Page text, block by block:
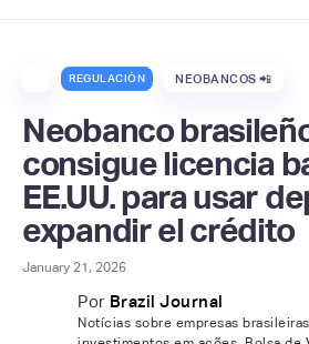
REGULACIÓN NEOBANCOS 📲
Neobanco
consigue licencia
EE.UU. para usar
expandir el crédito
January 21, 2026
Por Brazil Journal
Notícias sobre empresas